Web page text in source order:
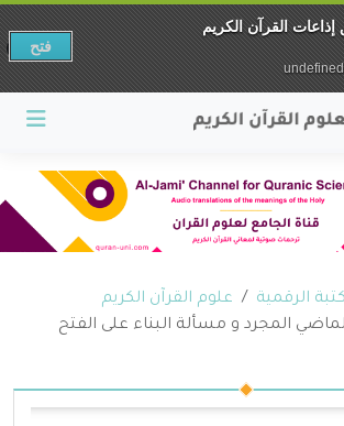
الرقمية
علوم القرآن الكريم
المجرد و مسألة البناء على الفتح
إذاعات القرآن الكريم
فتح